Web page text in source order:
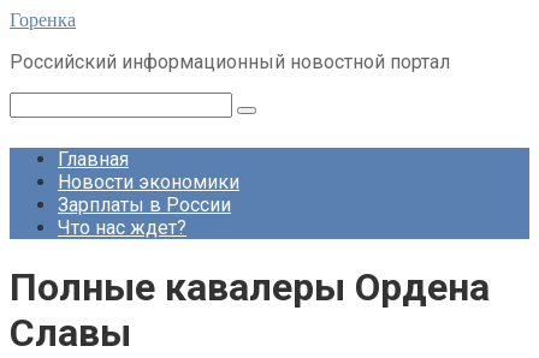
Перейти
контенту
Горенка
Российский информационный новостной портал
Главная
Новости экономики
Зарплаты в России
Что нас ждет?
Полные кавалеры Ордена
Славы